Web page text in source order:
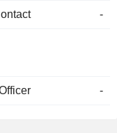
-
-